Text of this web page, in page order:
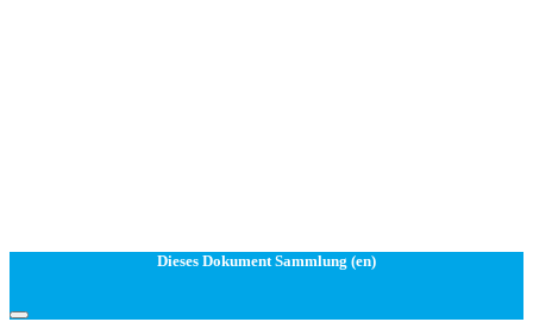
Dieses Dokument Sammlung (en)